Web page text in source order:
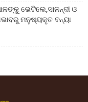
ଭେଟିଲେ,ସାଳନ୍ଦୀ ଓ
ମନୁଷ୍ୟକୃତ ବନ୍ୟା